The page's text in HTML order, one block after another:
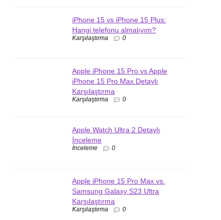
iPhone 15 vs iPhone 15 Plus:
Hangi telefonu almalıyım?
Karşılaştırma 0
Apple iPhone 15 Pro vs Apple
iPhone 15 Pro Max Detaylı
Karşılaştırma
Karşılaştırma 0
Apple Watch Ultra 2 Detaylı
İnceleme
İnceleme 0
Apple iPhone 15 Pro Max vs.
Samsung Galaxy S23 Ultra
Karşılaştırma
Karşılaştırma 0